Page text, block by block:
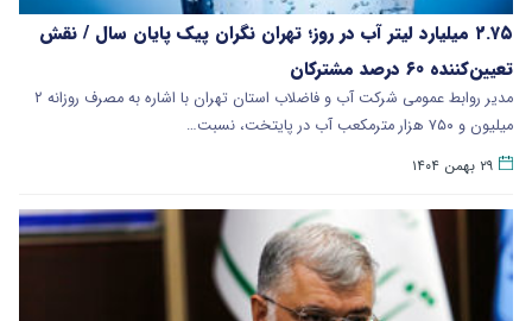
​۲.۷۵ میلیارد لیتر آب در روز؛ تهران نگران پیک پایان سال / نقش
تعیین‌کننده ۶۰ درصد مشترکان
مدیر روابط عمومی شرکت آب و فاضلاب استان تهران با اشاره به مصرف روزانه ۲
میلیون و ۷۵۰ هزار مترمکعب آب در پایتخت، نسبت…
۲۹ بهمن ۱۴۰۴